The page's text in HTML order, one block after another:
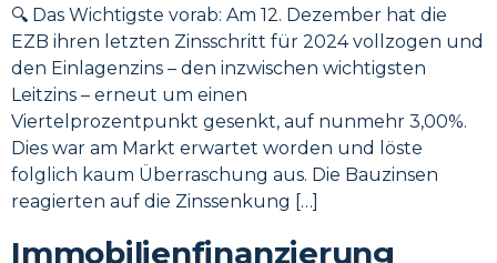
🔍 Das Wichtigste vorab: Am 12. Dezember hat die
EZB ihren letzten Zinsschritt für 2024 vollzogen und
den Einlagenzins – den inzwischen wichtigsten
Leitzins – erneut um einen
Viertelprozentpunkt gesenkt, auf nunmehr 3,00%.
Dies war am Markt erwartet worden und löste
folglich kaum Überraschung aus. Die Bauzinsen
reagierten auf die Zinssenkung […]
Immobilienfinanzierung